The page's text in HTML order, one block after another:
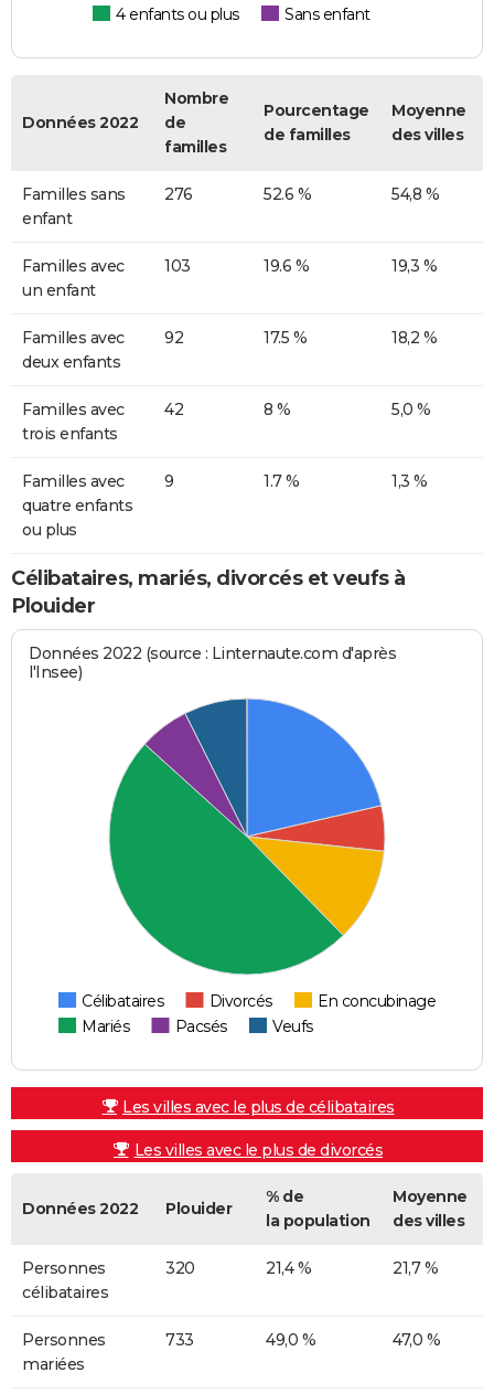
4 enfants ou plus Sans enfant
Données 2022
Nombre
de
familles
Pourcentage
de familles
Moyenne
des villes
Familles sans
enfant
276 52.6 % 54,8 %
Familles avec
un enfant
103 19.6 % 19,3 %
Familles avec
deux enfants
92 17.5 % 18,2 %
Familles avec
trois enfants
42 8 % 5,0 %
Familles avec
quatre enfants
ou plus
9 1.7 % 1,3 %
Célibataires, mariés, divorcés et veufs à
Plouider
Données 2022 (source : Linternaute.com d'après
l'Insee)
Célibataires Divorcés
En concubinage
Mariés
Pacsés Veufs
Les villes avec le plus de célibataires
Les villes avec le plus de divorcés
Données 2022 Plouider
% de
la population
Moyenne
des villes
Personnes
célibataires
320 21,4 % 21,7 %
Personnes
mariées
733 49,0 % 47,0 %